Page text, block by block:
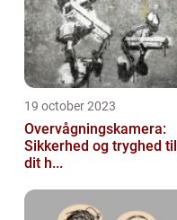
19 october 2023
Overvågningskamera:
Sikkerhed og tryghed til
dit h...